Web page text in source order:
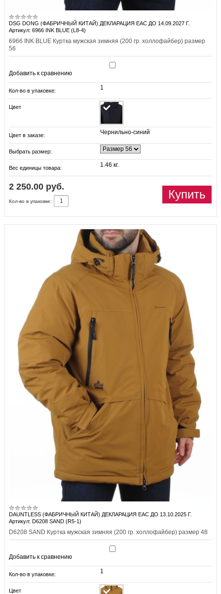
DSG DONG (ФАБРИЧНЫЙ КИТАЙ) ДЕКЛАРАЦИЯ EAC ДО 14.09.2027 Г.
Артикул: 6966 INK BLUE (L8-4)
6966 INK BLUE Куртка мужская зимняя (200 гр. холлофайбер) размер
56
Добавить к сравнению
Кол-во в упаковке: 1
Цвет
Цвет в заказе: Чернильно-синий
Выбрать размер:
Вес единицы товара: 1.46 кг.
2 250.00 руб.
Купить
Кол-во в упаковке:
DAUNTLESS (ФАБРИЧНЫЙ КИТАЙ) ДЕКЛАРАЦИЯ EAC ДО 13.10.2025 Г.
Артикул: D6208 SAND (R5-1)
D6208 SAND Куртка мужская зимняя (200 гр. холлофайбер) размер 48
Добавить к сравнению
Кол-во в упаковке: 1
Цвет